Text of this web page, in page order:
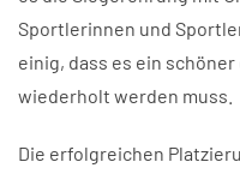
Sportlerinnen und
einig, dass es ein
wiederholt werden muss.
Die erfolgreichen